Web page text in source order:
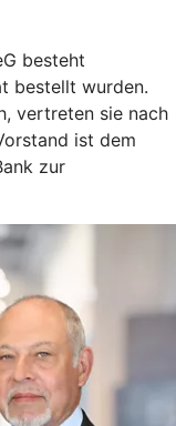
besteht
bestellt wurden.
vertreten sie nach
ist dem
zur